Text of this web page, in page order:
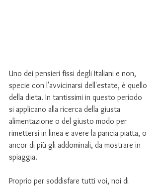
Uno dei pensieri fissi degli Italiani e non,
specie con l'avvicinarsi dell'estate, è quello
della dieta. In tantissimi in questo periodo
si applicano alla ricerca della giusta
alimentazione o del giusto modo per
rimettersi in linea e avere la pancia piatta, o
ancor di più gli addominali, da mostrare in
spiaggia.
Proprio per soddisfare tutti voi, noi di